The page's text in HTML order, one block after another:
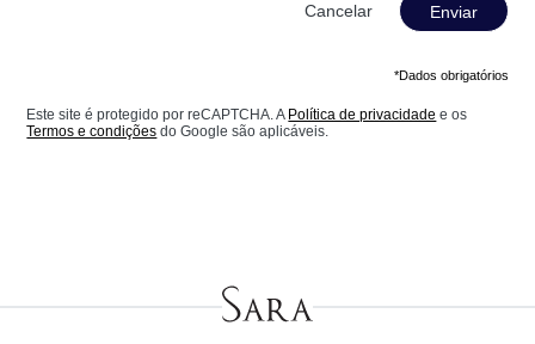
Enviar
*Dados obrigatórios
Este site é protegido por reCAPTCHA. A Política de privacidade e os
Termos e condições do Google são aplicáveis.